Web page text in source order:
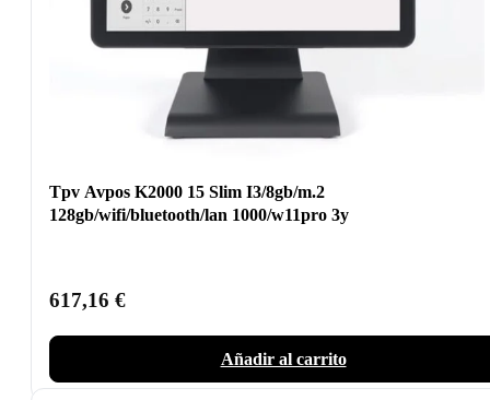
Tpv Avpos K2000 15 Slim I3/8gb/m.2
128gb/wifi/bluetooth/lan 1000/w11pro 3y
617,16 €
Añadir al carrito